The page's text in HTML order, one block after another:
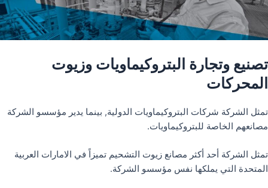
تصنيع وتجارة البتروكيماويات وزيوت
المحركات
تمثل الشركة شركات البتروكيماويات الدولية, بينما يدير مؤسسو الشركة
مصانعهم الخاصة للبتروكيماويات.
تمثل الشركة أحد أكثر مصانع زيوت التشحيم تميزاً في الامارات العربية
المتحدة التي يملكها نفس مؤسسو الشركة.